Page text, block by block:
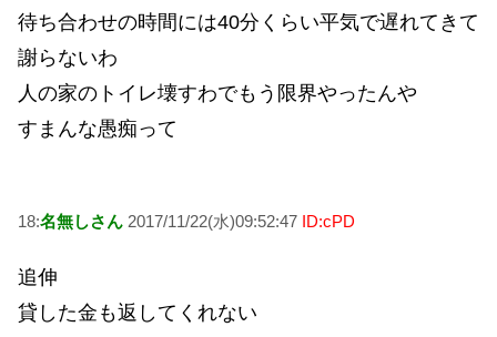
待ち合わせの時間には40分くらい平気で遅れてきて
謝らないわ
人の家のトイレ壊すわでもう限界やったんや
すまんな愚痴って
18:名無しさん 2017/11/22(水)09:52:47 ID:cPD
追伸
貸した金も返してくれない